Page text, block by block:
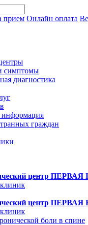
прием Онлайн оплата
симптомы
диагностика
граждан
центр ПЕРВАЯ
центр ПЕРВАЯ
боли в спине